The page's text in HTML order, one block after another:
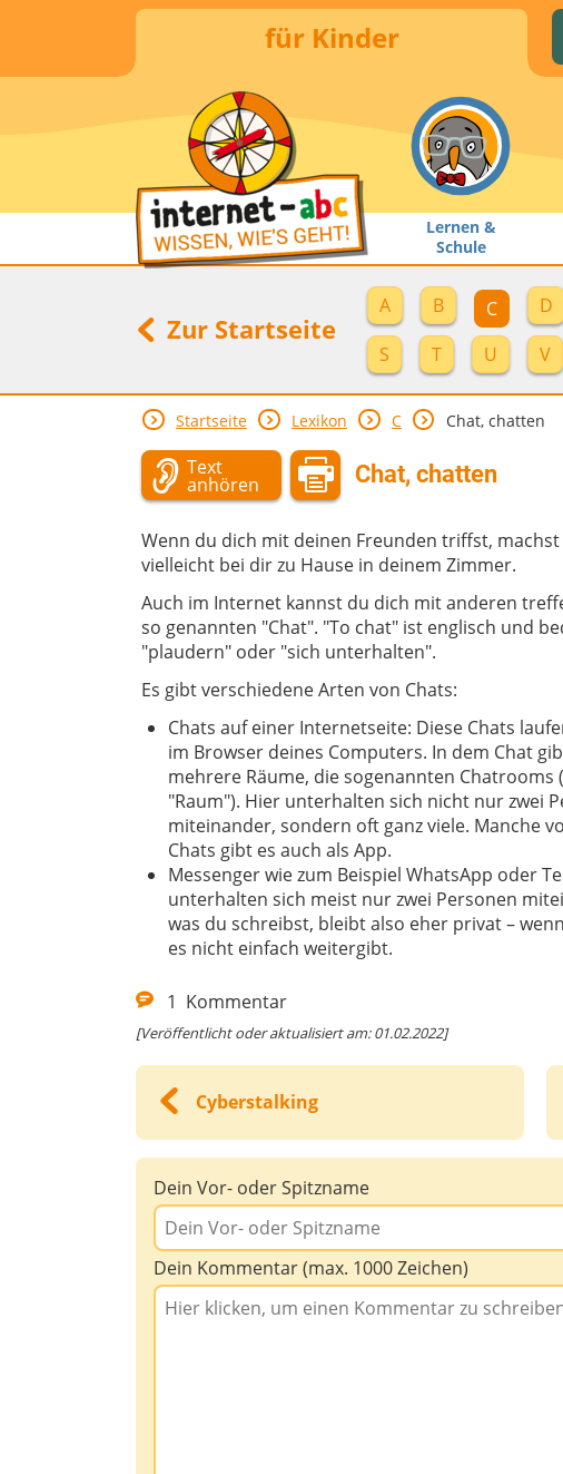
für Kinder
Lernen &
Schule
Zur Startseite
A B C D
S
T U V
Startseite Lexikon C Chat, chatten
Text
anhören Chat, chatten
Wenn du dich mit deinen Freunden triffst, machst
vielleicht bei dir zu Hause in deinem Zimmer.
Auch im Internet kannst du dich mit anderen
so genannten "Chat". "To chat" ist englisch und
"plaudern" oder "sich unterhalten".
Es gibt verschiedene Arten von Chats:
Chats auf einer Internetseite: Diese Chats
im Browser deines Computers. In dem Chat
mehrere Räume, die sogenannten
"Raum"). Hier unterhalten sich nicht nur zwei
miteinander, sondern oft ganz viele. Manche
Chats gibt es auch als App.
Messenger wie zum Beispiel WhatsApp oder
unterhalten sich meist nur zwei Personen
was du schreibst, bleibt also eher privat –
es nicht einfach weitergibt.
1 Kommentar
[Veröffentlicht oder aktualisiert am: 01.02.2022]
Cyberstalking
Dein Vor- oder Spitzname
Dein Kommentar (max. 1000 Zeichen)